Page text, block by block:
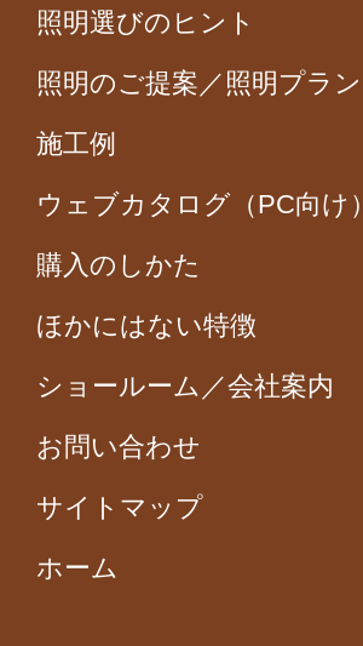
照明選びのヒント
照明のご提案／照明プラン
施工例
ウェブカタログ（PC向け）
購入のしかた
ほかにはない特徴
ショールーム／会社案内
お問い合わせ
サイトマップ
ホーム